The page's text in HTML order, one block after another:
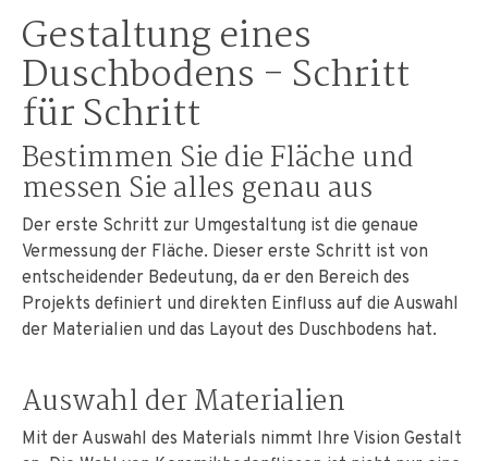
Gestaltung eines
Duschbodens - Schritt
für Schritt
Bestimmen Sie die Fläche und
messen Sie alles genau aus
Der erste Schritt zur Umgestaltung ist die genaue
Vermessung der Fläche. Dieser erste Schritt ist von
entscheidender Bedeutung, da er den Bereich des
Projekts definiert und direkten Einfluss auf die Auswahl
der Materialien und das Layout des Duschbodens hat.
Auswahl der Materialien
Mit der Auswahl des Materials nimmt Ihre Vision Gestalt